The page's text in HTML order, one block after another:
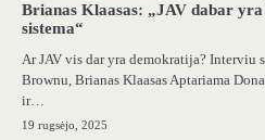
Brianas Klaasas: „JAV dabar
sistema“
Ar JAV vis dar yra demokratija? Interviu
Brownu, Brianas Klaasas Aptariama
ir…
19 rugsėjo, 2025